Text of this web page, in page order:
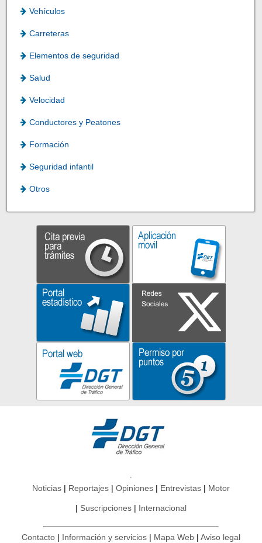
Vehículos
Carreteras
Elementos de seguridad
Salud
Velocidad
Conductores y Peatones
Formación
Seguridad infantil
Otros
Noticias Reportajes Opiniones Entrevistas Motor
Suscripciones Internacional
Contacto Información y servicios Mapa Web Aviso legal